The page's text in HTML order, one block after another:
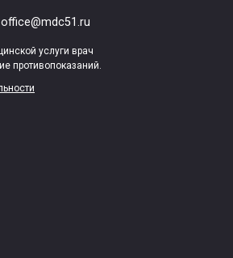
услуги врач
противопоказаний.